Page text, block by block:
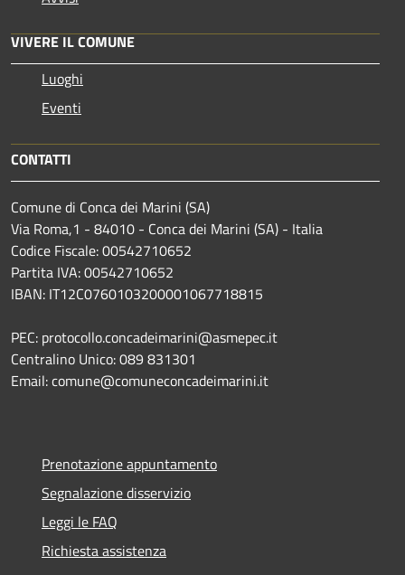
VIVERE IL COMUNE
Luoghi
Eventi
CONTATTI
Comune di Conca dei Marini (SA)
Via Roma,1 - 84010 - Conca dei Marini (SA) - Italia
Codice Fiscale: 00542710652
Partita IVA: 00542710652
IBAN: IT12C0760103200001067718815
PEC: protocollo.concadeimarini@asmepec.it
Centralino Unico: 089 831301
Email: comune@comuneconcadeimarini.it
Prenotazione appuntamento
Segnalazione disservizio
Leggi le FAQ
Richiesta assistenza